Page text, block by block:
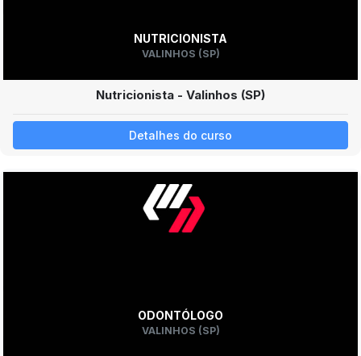
NUTRICIONISTA
VALINHOS (SP)
Nutricionista - Valinhos (SP)
Detalhes do curso
ODONTÓLOGO
VALINHOS (SP)